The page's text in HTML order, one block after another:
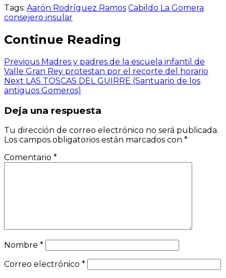
Tags: Aarón Rodríguez Ramos Cabildo La Gomera
consejero insular
Continue Reading
Previous Madres y padres de la escuela infantil de
Valle Gran Rey protestan por el recorte del horario
Next LAS TOSCAS DEL GUIRRE (Santuario de los
antiguos Gomeros)
Deja una respuesta
Tu dirección de correo electrónico no será publicada.
Los campos obligatorios están marcados con *
Comentario *
Nombre *
Correo electrónico *